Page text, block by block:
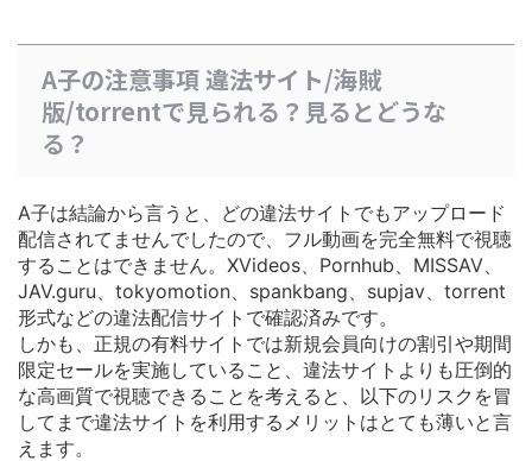
A子の注意事項 違法サイト/海賊
版/torrentで見られる？見るとどうな
る？
A子は結論から言うと、どの違法サイトでもアップロード
配信されてませんでしたので、フル動画を完全無料で視聴
することはできません。XVideos、Pornhub、MISSAV、
JAV.guru、tokyomotion、spankbang、supjav、torrent
形式などの違法配信サイトで確認済みです。
しかも、正規の有料サイトでは新規会員向けの割引や期間
限定セールを実施している こと、違法サイトよりも圧倒的
な高画質で視聴できることを考えると、以下のリスクを冒
してまで違法サイトを利用するメリットはとても薄いと言
えます。